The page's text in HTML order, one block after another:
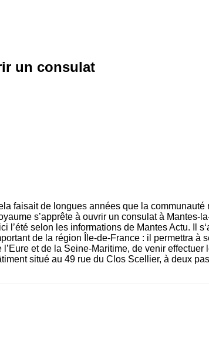
un consulat
faisait de longues années que la
s’apprête à ouvrir un consulat à Mantes-
l’été selon les informations de Mantes Actu. Il
de la région Île-de-France : il permettra à
l’Eure et de la Seine-Maritime, de venir
situé au 49 rue du Clos Scellier, à deux